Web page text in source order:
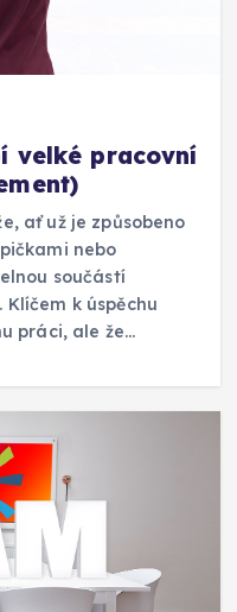
velké pracovní
ať už je způsobeno
nebo
součástí
k úspěchu
práci, ale že…